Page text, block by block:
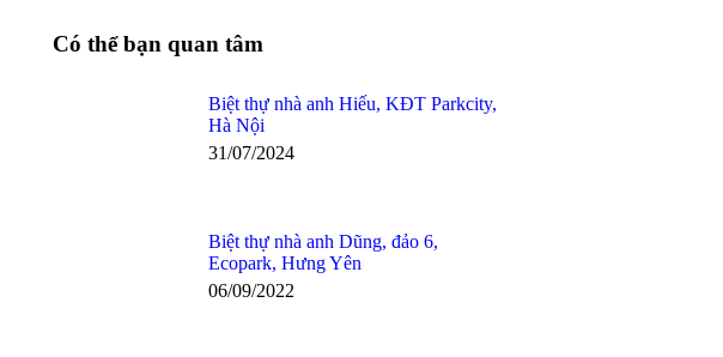
Có thể bạn quan tâm
Biệt thự nhà anh Hiếu, KĐT Parkcity,
Hà Nội
31/07/2024
Biệt thự nhà anh Dũng, đảo 6,
Ecopark, Hưng Yên
06/09/2022